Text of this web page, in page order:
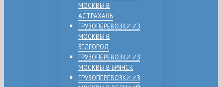
МОСКВЫ В
АСТРАХАНЬ
ГРУЗОПЕРЕВОЗКИ ИЗ
МОСКВЫ В
БЕЛГОРОД
ГРУЗОПЕРЕВОЗКИ ИЗ
МОСКВЫ В БРЯНСК
ГРУЗОПЕРЕВОЗКИ ИЗ